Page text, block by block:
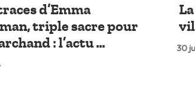
d’Emma
triple sacre pour
: l’actu ...
30